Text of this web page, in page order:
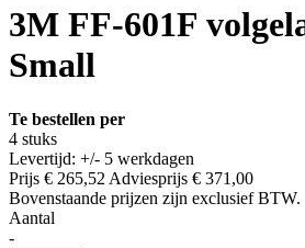
3M FF-601F
Small
Te bestellen per
4 stuks
Levertijd: +/- 5 werkdagen
Prijs € 265,52 Adviesprijs € 371,00
Bovenstaande prijzen zijn exclusief BTW.
Aantal
-